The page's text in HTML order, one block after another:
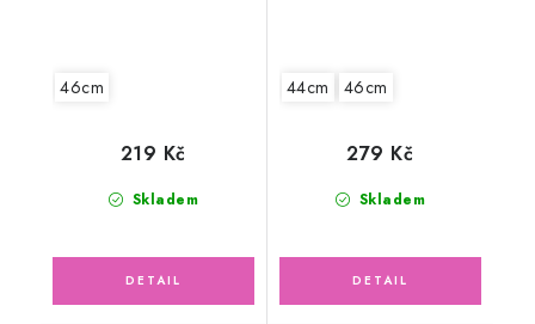
46cm
Skladem
219 Kč
44cm 46cm
Skladem
279 Kč